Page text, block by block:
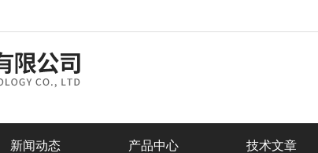
新闻动态 产品中心 技术文章